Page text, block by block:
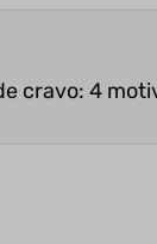
cravo: 4